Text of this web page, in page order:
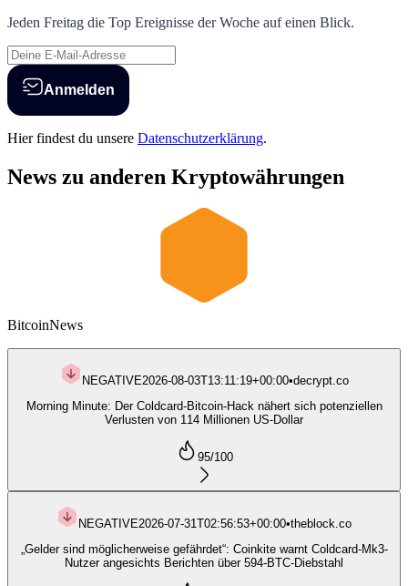
Jeden Freitag die Top Ereignisse der Woche auf einen Blick.
Anmelden
Hier findest du unsere Datenschutzerklärung.
News zu anderen Kryptowährungen
BitcoinNews
NEGATIVE2026-08-03T13:11:19+00:00•decrypt.co
Morning Minute: Der Coldcard-Bitcoin-Hack nähert sich potenziellen
Verlusten von 114 Millionen US-Dollar
95/100
NEGATIVE2026-07-31T02:56:53+00:00•theblock.co
„Gelder sind möglicherweise gefährdet“: Coinkite warnt Coldcard-Mk3-
Nutzer angesichts Berichten über 594-BTC-Diebstahl